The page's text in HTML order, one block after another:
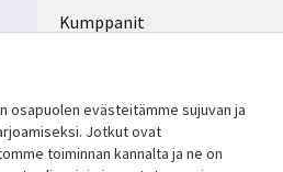
Kumppanit
osapuolen evästeitämme sujuvan ja
Jotkut ovat
toiminnan kannalta ja ne on